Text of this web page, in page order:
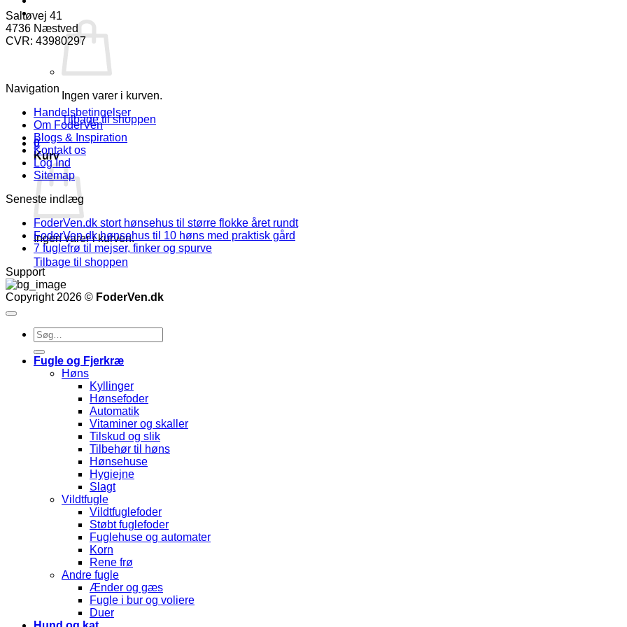
Kurv /
Ingen varer i kurven.
Tilbage til shoppen
0
Kurv
Ingen varer i kurven.
Tilbage til shoppen
varianter.
Mulighederne
kan
vælges
varesiden
Saltøvej 41
4736 Næstved
CVR: 43980297
Navigation
Handelsbetingelser
Om FoderVen
Blogs & Inspiration
Kontakt os
Log Ind
Sitemap
Seneste indlæg
FoderVen.dk stort hønsehus til større flokke året rundt
FoderVen.dk hønsehus til 10 høns med praktisk gård
7 fuglefrø til mejser, finker og spurve
Support
Copyright 2026 © FoderVen.dk
Søg
efter:
Fugle og Fjerkræ
Høns
Kyllinger
Hønsefoder
Automatik
Vitaminer og skaller
Tilskud og slik
Tilbehør til høns
Hønsehuse
Hygiejne
Slagt
Vildtfugle
Vildtfuglefoder
Støbt fuglefoder
Fuglehuse og automater
Korn
Rene frø
Andre fugle
Ænder og gæs
Fugle i bur og voliere
Duer